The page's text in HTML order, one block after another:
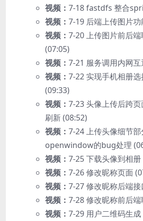
视频： 7-18 fastdfs 整合
视频： 7-19 后端上传图片
视频： 7-20 上传图片前后
(07:05)
视频： 7-21 服务调用内网
视频： 7-22 实现手机相册
(09:33)
视频： 7-23 头像上传后跨
刷新 (08:52)
视频： 7-24 上传头像细节
openwindow的bug处理
视频： 7-25 下载头像到相册
视频： 7-26 修改昵称页面
视频： 7-27 修改昵称后端接
视频： 7-28 修改昵称前后
视频： 7-29 用户二维码生成